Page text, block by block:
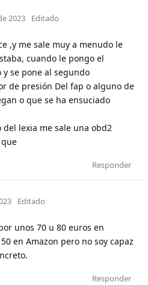
2023 Editado
,y me sale muy a menudo le
cuando le pongo el
y se pone al segundo
de presión Del fap o alguno de
o que se ha ensuciado
lexia me sale una obd2
Responder
Editado
unos 70 u 80 euros en
en Amazon pero no soy capaz
Responder